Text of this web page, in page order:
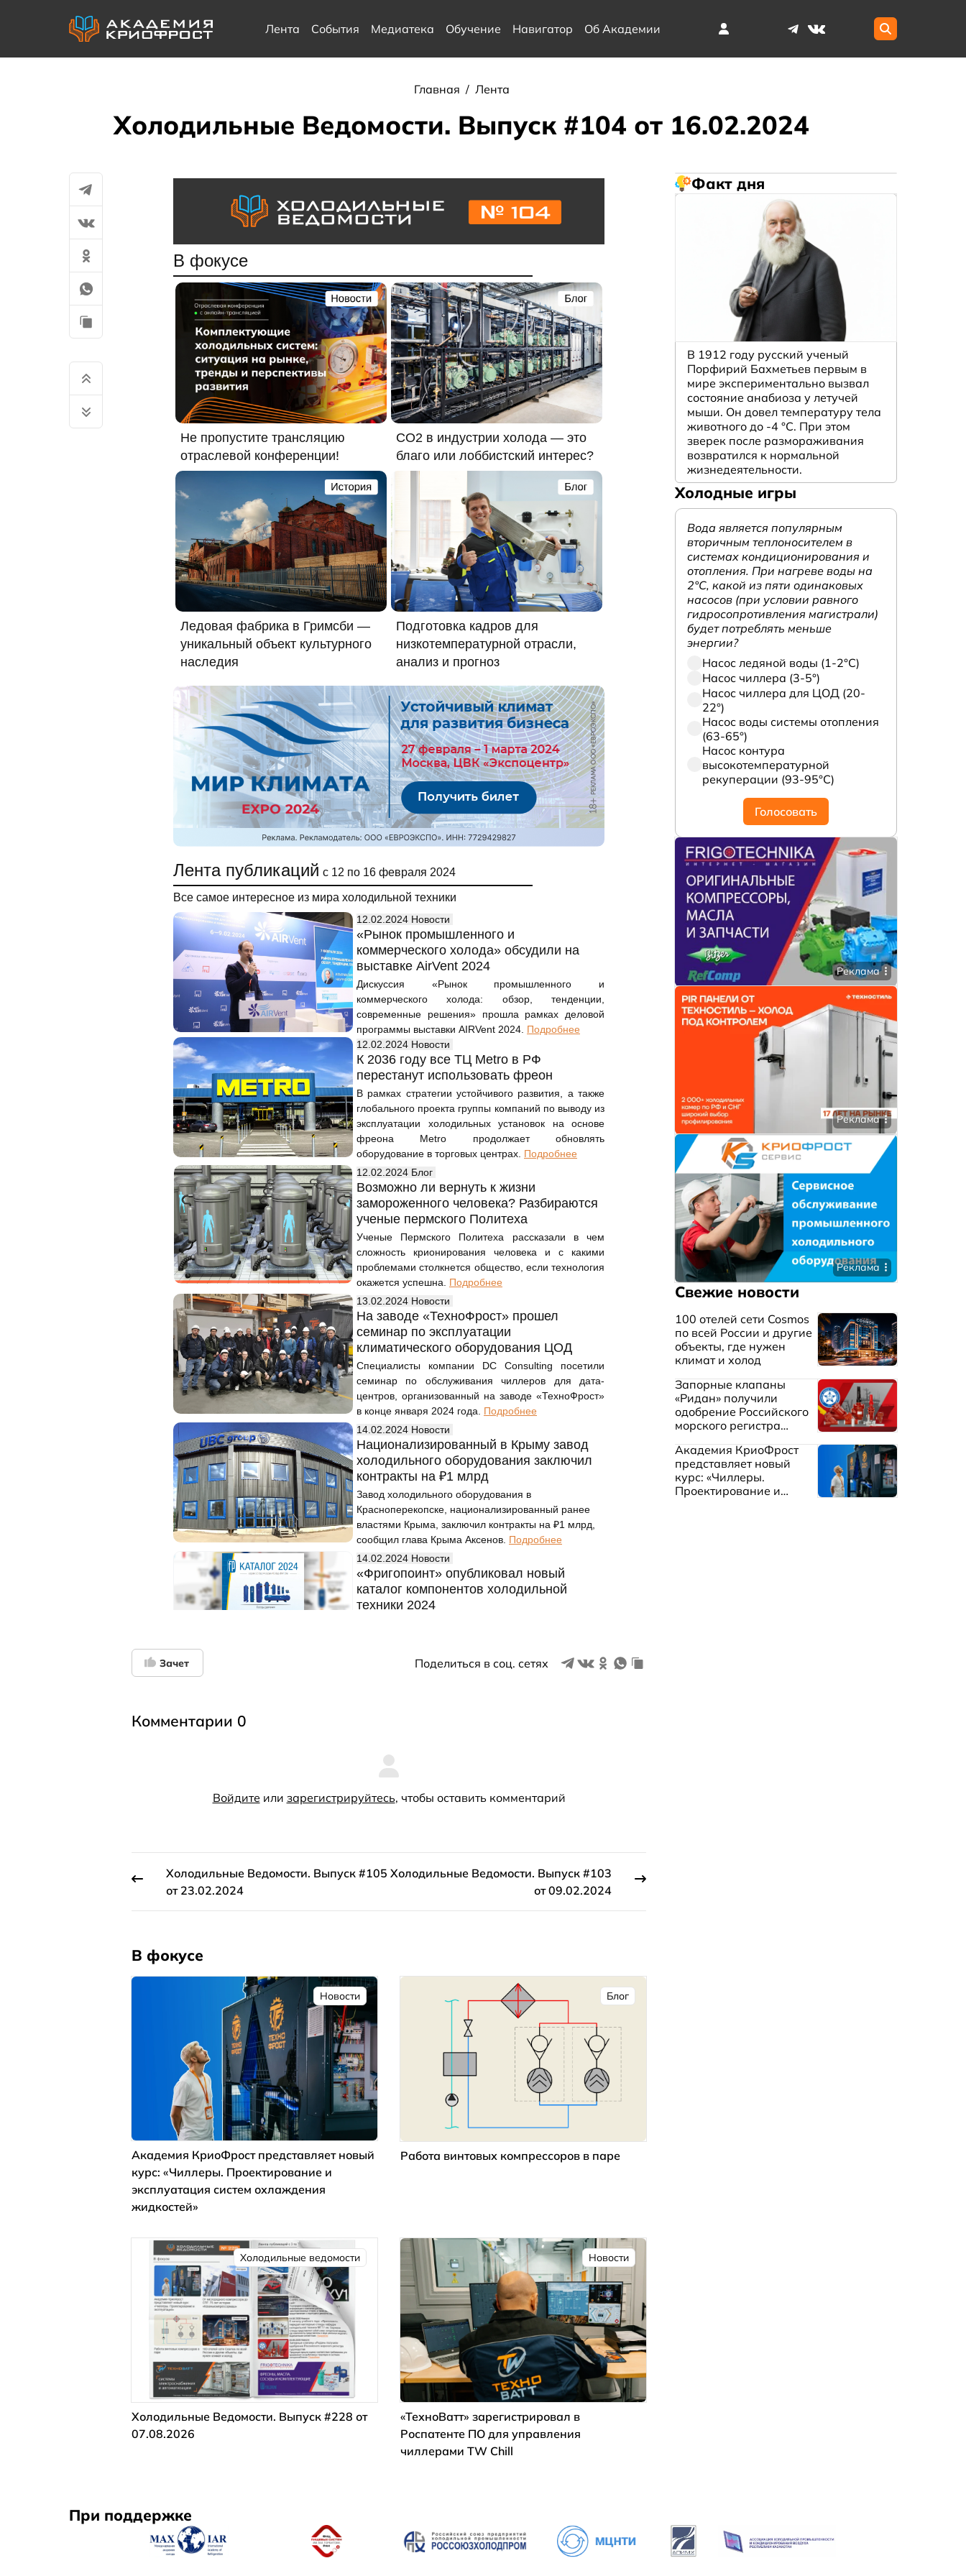
Лента События Медиатека Обучение Навигатор Об Академии
Главная / Лента
Холодильные Ведомости. Выпуск #104 от 16.02.2024
Зачет Поделиться в соц. сетях
Комментарии 0
Войдите или зарегистрируйтесь, чтобы оставить комментарий
Холодильные Ведомости. Выпуск #105
от 23.02.2024
Холодильные Ведомости. Выпуск #103
от 09.02.2024
В фокусе
Новости
Академия КриоФрост представляет новый
курс: «Чиллеры. Проектирование и
эксплуатация систем охлаждения
жидкостей»
Блог
Работа винтовых компрессоров в паре
Холодильные ведомости
Холодильные Ведомости. Выпуск #228 от
07.08.2026
Новости
«ТехноВатт» зарегистрировал в
Роспатенте ПО для управления
чиллерами TW Chill
Факт дня
В 1912 году русский ученый
Порфирий Бахметьев первым в
мире экспериментально вызвал
состояние анабиоза у летучей
мыши. Он довел температуру тела
животного до -4 °C. При этом
зверек после размораживания
возвратился к нормальной
жизнедеятельности.
Холодные игры
Вода является популярным
вторичным теплоносителем в
системах кондиционирования и
отопления. При нагреве воды на
2°С, какой из пяти одинаковых
насосов (при условии равного
гидросопротивления магистрали)
будет потреблять меньше
энергии?
Насос ледяной воды (1-2°С)
Насос чиллера (3-5°)
Насос чиллера для ЦОД (20-
22°)
Насос воды системы отопления
(63-65°)
Насос контура
высокотемпературной
рекуперации (93-95°С)
Голосовать
Реклама
Реклама
Реклама
Свежие новости
100 отелей сети Cosmos
по всей России и другие
объекты, где нужен
климат и холод
Запорные клапаны
«Ридан» получили
одобрение Российского
морского регистра
Академия КриоФрост
представляет новый
курс: «Чиллеры.
Проектирование и
При поддержке